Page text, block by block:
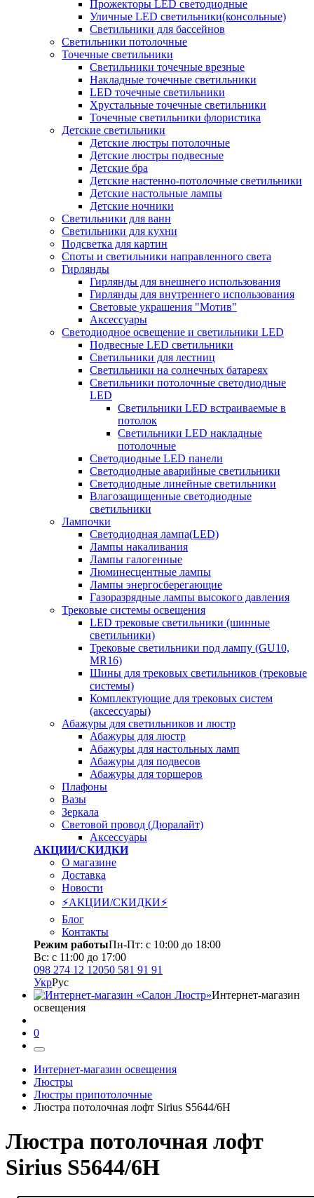
Прожекторы LED светодиодные
Уличные LED светильники(консольные)
Светильники для бассейнов
Светильники потолочные
Точечные светильники
Светильники точечные врезные
Накладные точечные светильники
LED точечные светильники
Хрустальные точечные светильники
Точечные светильники флористика
Детские светильники
Детские люстры потолочные
Детские люстры подвесные
Детские бра
Детские настенно-потолочные светильники
Детские настольные лампы
Детские ночники
Светильники для ванн
Светильники для кухни
Подсветка для картин
Споты и светильники направленного света
Гирлянды
Гирлянды для внешнего использования
Гирлянды для внутреннего использования
Световые украшения "Мотив"
Аксессуары
Светодиодное освещение и светильники LED
Подвесные LED светильники
Светильники для лестниц
Светильники на солнечных батареях
Светильники потолочные светодиодные
LED
Cветильники LED встраиваемые в
потолок
Светильники LED накладные
потолочные
Светодиодные LED панели
Светодиодные аварийные светильники
Светодиодные линейные светильники
Влагозащищенные светодиодные
светильники
Лампочки
Светодиодная лампа(LED)
Лампы накаливания
Лампы галогенные
Люминесцентные лампы
Лампы энергосберегающие
Газоразрядные лампы высокого давления
Трековые системы освещения
LED трековые светильники (шинные
светильники)
Трековые светильники под лампу (GU10,
MR16)
Шины для трековых светильников (трековые
системы)
Комплектующие для трековых систем
(аксессуары)
Абажуры для светильников и люстр
Абажуры для люстр
Абажуры для настольных ламп
Абажуры для подвесов
Абажуры для торшеров
Плафоны
Вазы
Зеркала
Световой провод (Дюралайт)
Аксессуары
АКЦИИ/СКИДКИ
О магазине
Доставка
Новости
⚡АКЦИИ/СКИДКИ⚡
Блог
Контакты
Режим работыПн-Пт: с 10:00 до 18:00
Вс: с 11:00 до 17:00
098 274 12 12050 581 91 91
УкрРус
Интернет-магазин
освещения
0
Интернет-магазин освещения
Люстры
Люстры припотолочные
Люстра потолочная лофт Sirius S5644/6H
Люстра потолочная лофт
Sirius S5644/6H